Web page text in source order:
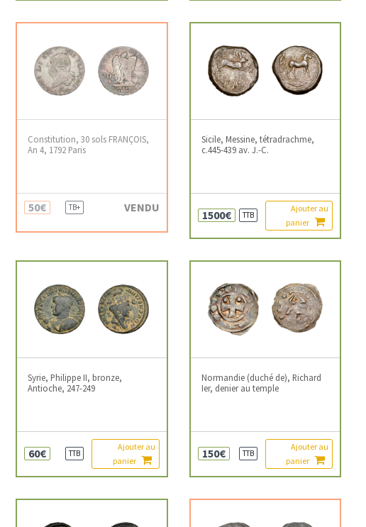
Constitution, 30 sols FRANÇOIS,
An 4, 1792 Paris
50€ TB+ VENDU
Sicile, Messine, tétradrachme,
c.445-439 av. J.-C.
1500€ TTB
Ajouter au
panier
Syrie, Philippe II, bronze,
Antioche, 247-249
60€ TTB
Ajouter au
panier
Normandie (duché de), Richard
Ier, denier au temple
150€ TTB
Ajouter au
panier